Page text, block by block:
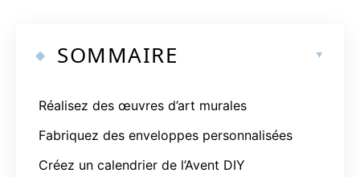
SOMMAIRE
Réalisez des œuvres d’art murales
Fabriquez des enveloppes personnalisées
Créez un calendrier de l’Avent DIY